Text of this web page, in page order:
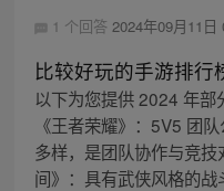
1 个回答 2024年09月11日
比较好玩的手游排行
以下为您提供 2024 年部
《王者荣耀》：5V5 团
多样，是团队协作与竞
间》：具有武侠风格的战